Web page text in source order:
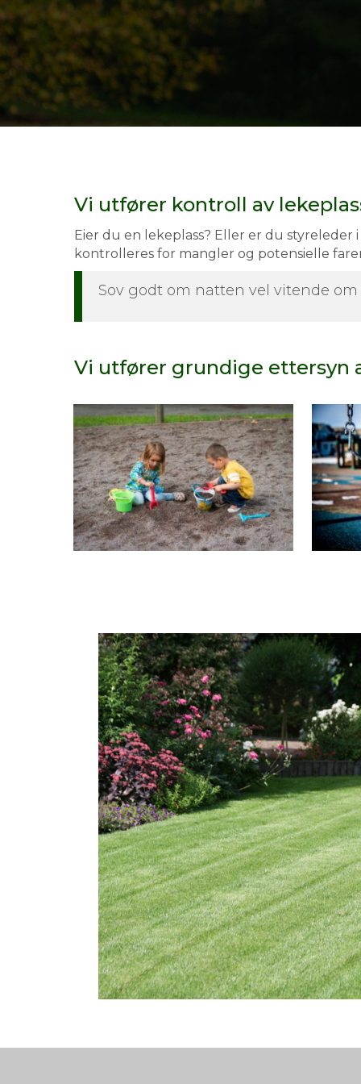
Vi utfører kontroll av
Eier du en lekeplass? Eller er du
kontrolleres for mangler og potensielle
Sov godt om natten vel vitende
Vi utfører grundige ettersyn